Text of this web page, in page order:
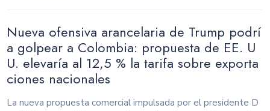
Nueva ofensiva arancelaria de Trump podrí
a golpear a Colombia: propuesta de EE. U
U. elevaría al 12,5 % la tarifa sobre exporta
ciones nacionales
La nueva propuesta comercial impulsada por el presidente D